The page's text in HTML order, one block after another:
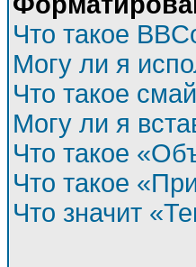
Что такое
Могу ли я
Что такое
Могу ли я
Что такое
Что такое
Что значит